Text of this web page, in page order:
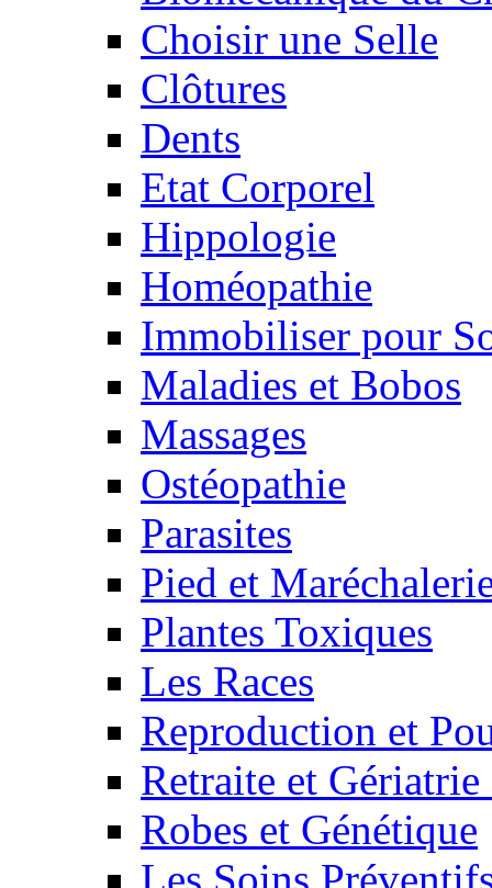
Choisir une Selle
Clôtures
Dents
Etat Corporel
Hippologie
Homéopathie
Immobiliser pour
Maladies et Bobos
Massages
Ostéopathie
Parasites
Pied et
Plantes Toxiques
Les Races
Reproduction et
Retraite et
Robes et Génétique
Les Soins